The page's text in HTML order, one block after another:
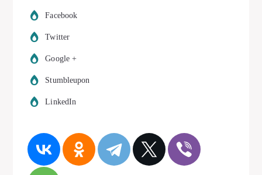
Facebook
Twitter
Google +
Stumbleupon
LinkedIn